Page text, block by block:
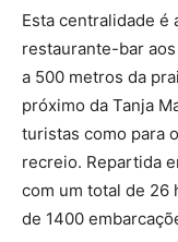
Esta centralidade é
restaurante-bar
a 500 metros da
próximo da Tanja
turistas como para
recreio. Repartida
com um total de 26
de 1400